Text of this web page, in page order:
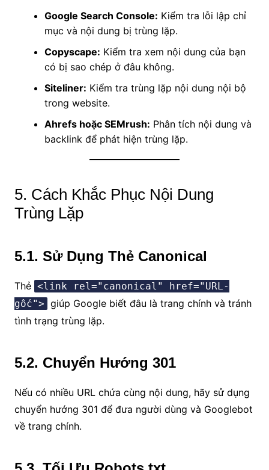
Google Search Console: Kiểm tra lỗi lập chỉ
mục và nội dung bị trùng lặp.
Copyscape: Kiểm tra xem nội dung của bạn
có bị sao chép ở đâu không.
Siteliner: Kiểm tra trùng lặp nội dung nội bộ
trong website.
Ahrefs hoặc SEMrush: Phân tích nội dung và
backlink để phát hiện trùng lặp.
5. Cách Khắc Phục Nội Dung
Trùng Lặp
5.1. Sử Dụng Thẻ Canonical
Thẻ <link rel="canonical" href="URL-
gốc"> giúp Google biết đâu là trang chính và tránh
tình trạng trùng lặp.
5.2. Chuyển Hướng 301
Nếu có nhiều URL chứa cùng nội dung, hãy sử dụng
chuyển hướng 301 để đưa người dùng và Googlebot
về trang chính.